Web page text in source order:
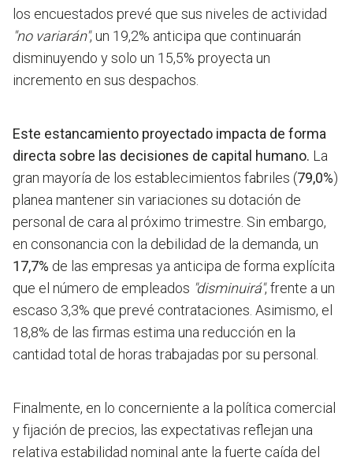
los encuestados prevé que sus niveles de actividad
"no variarán", un 19,2% anticipa que continuarán
disminuyendo y solo un 15,5% proyecta un
incremento en sus despachos.
Este estancamiento proyectado impacta de forma
directa sobre las decisiones de capital humano. La
gran mayoría de los establecimientos fabriles (79,0%)
planea mantener sin variaciones su dotación de
personal de cara al próximo trimestre. Sin embargo,
en consonancia con la debilidad de la demanda, un
17,7% de las empresas ya anticipa de forma explícita
que el número de empleados "disminuirá", frente a un
escaso 3,3% que prevé contrataciones. Asimismo, el
18,8% de las firmas estima una reducción en la
cantidad total de horas trabajadas por su personal.
Finalmente, en lo concerniente a la política comercial
y fijación de precios, las expectativas reflejan una
relativa estabilidad nominal ante la fuerte caída del